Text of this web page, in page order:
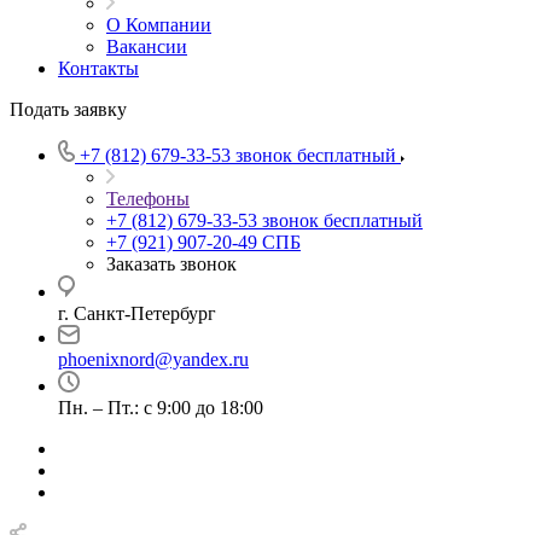
О Компании
Вакансии
Контакты
Подать заявку
+7 (812) 679-33-53 звонок бесплатный
Телефоны
+7 (812) 679-33-53 звонок бесплатный
+7 (921) 907-20-49 СПБ
Заказать звонок
г. Санкт-Петербург
phoenixnord@yandex.ru
Пн. – Пт.: с 9:00 до 18:00